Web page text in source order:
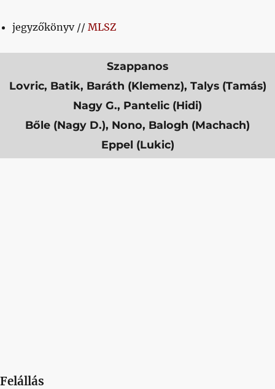
jegyzőkönyv // MLSZ
Szappanos
Lovric, Batik, Baráth (Klemenz), Talys (Tamás)
Nagy G., Pantelic (Hidi)
Bőle (Nagy D.), Nono, Balogh (Machach)
Eppel (Lukic)
Felállás